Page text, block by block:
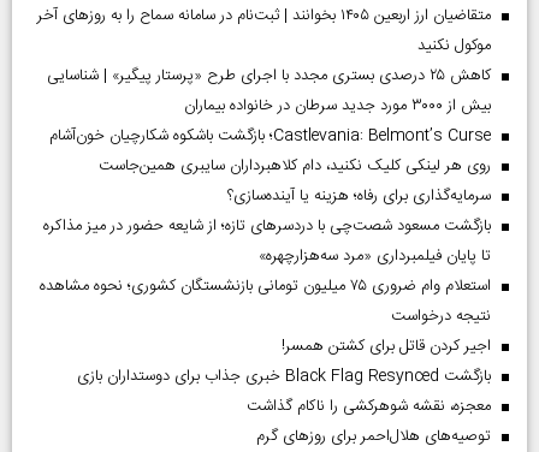
متقاضیان ارز اربعین ۱۴۰۵ بخوانند | ثبت‌نام در سامانه سماح را به روز‌های آخر
موکول نکنید
کاهش ۲۵ درصدی بستری مجدد با اجرای طرح «پرستار پیگیر» | شناسایی
بیش از ۳۰۰۰ مورد جدید سرطان در خانواده بیماران
Castlevania: Belmont’s Curse؛ بازگشت باشکوه شکارچیان خون‌آشام
روی هر لینکی کلیک نکنید، دام کلاهبرداران سایبری همین‌جاست
سرمایه‌گذاری برای رفاه؛ هزینه یا آینده‌سازی؟
بازگشت مسعود شصت‌چی با دردسر‌های تازه؛ از شایعه حضور در میز مذاکره
تا پایان فیلمبرداری «مرد سه‌هزارچهره»
استعلام وام ضروری ۷۵ میلیون تومانی بازنشستگان کشوری؛ نحوه مشاهده
نتیجه درخواست
اجیر کردن قاتل برای کشتن همسر!
بازگشت Black Flag Resynced خبری جذاب برای دوستداران بازی
معجزه، نقشه شوهرکشی را ناکام گذاشت
توصیه‌های هلال‌احمر برای روز‌های گرم